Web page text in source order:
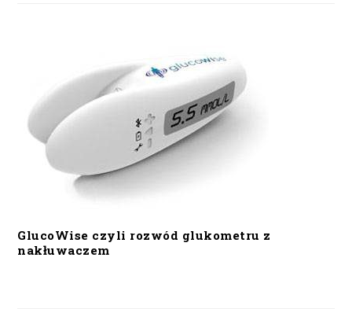
GlucoWise czyli rozwód glukometru z
nakłuwaczem